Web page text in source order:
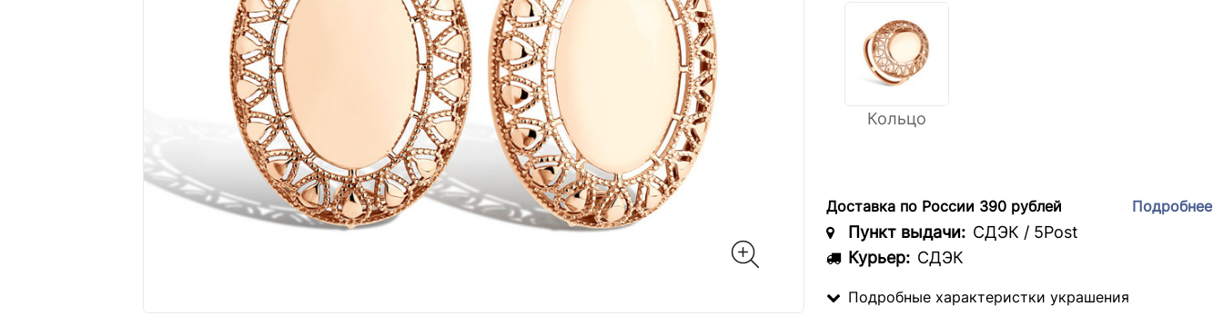
Кольцо
Доставка по России 390 рублей Подробнее
Пункт выдачи: СДЭК / 5Post
Курьер: СДЭК
Подробные характеристки украшения